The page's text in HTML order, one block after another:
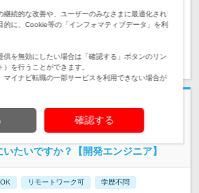
気になる
企業ナビ認定★社内サークル多数★副業自由
たいですか？【開発エンジニア】
リモートワーク可 学歴不問
継続的な改善や、ユーザーのみなさまに最適化され
的に、Cookie等の「インフォマティブデータ」を利
供を無効にしたい場合は「確認する」ボタンのリン
を行うことができます。
イナビ転職の一部サービスを利用できない場合が
確認する